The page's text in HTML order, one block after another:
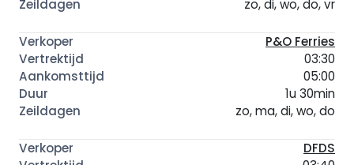
zo, di, wo, do, vr
P&O Ferries
03:30
05:00
1u 30min
zo, ma, di, wo, do
DFDS